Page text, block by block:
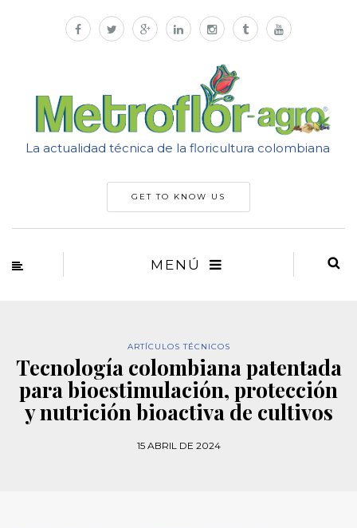
La actualidad técnica de la floricultura colombiana
GET TO KNOW US
MENÚ
ARTÍCULOS TÉCNICOS
Tecnología colombiana patentada
para bioestimulación, protección
y nutrición bioactiva de cultivos
15 ABRIL DE 2024